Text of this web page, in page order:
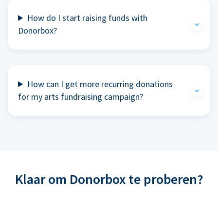
How do I start raising funds with
Donorbox?
How can I get more recurring donations
for my arts fundraising campaign?
Klaar om Donorbox te proberen?